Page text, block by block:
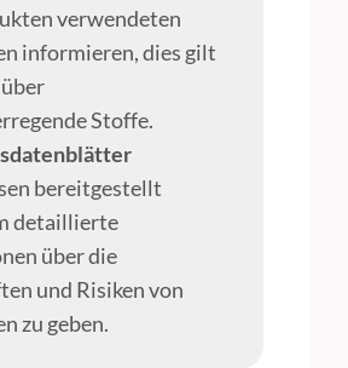
verwendeten
informieren, dies gilt
Stoffe.
bereitgestellt
detaillierte
über die
und Risiken von
zu geben.